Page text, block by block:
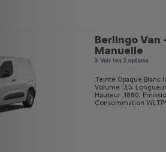
Berlingo Van
Manuelle
Voir les 2 options
Teinte Opaque Blanc
Volume :3,3;
Hauteur :1880;
Consommation